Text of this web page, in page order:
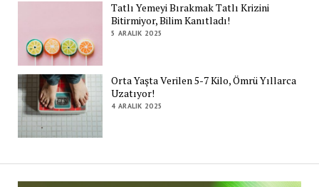
Tatlı Yemeyi Bırakmak Tatlı Krizini
Bitirmiyor, Bilim Kanıtladı!
5 ARALIK 2025
Orta Yaşta Verilen 5-7 Kilo, Ömrü Yıllarca
Uzatıyor!
4 ARALIK 2025